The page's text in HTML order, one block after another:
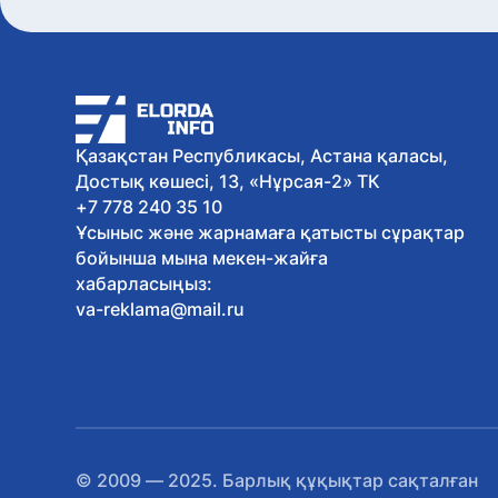
Қазақстан Республикасы, Астана қаласы,
Достық көшесі, 13, «Нұрсая-2» ТК
+7 778 240 35 10
Ұсыныс және жарнамаға қатысты сұрақтар
бойынша мына мекен-жайға
хабарласыңыз:
va-reklama@mail.ru
© 2009 — 2025. Барлық құқықтар сақталған